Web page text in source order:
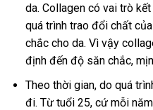
da. Collagen có vai trò
quá trình trao đổi chất
chắc cho da. Vì vậy
định đến độ săn chắc,
Theo thời gian, do quá
đi. Từ tuổi 25, cứ mỗi